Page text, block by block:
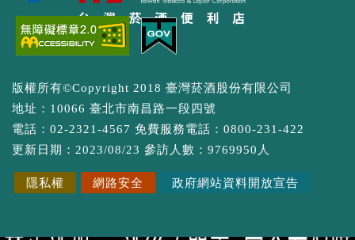
版權所有©Copyright 2018 臺灣菸酒股份有限公司
地址：10066 臺北市南昌路一段四號
電話：02-2321-4567 免費服務電話：0800-231-422
更新日期：2023/08/23 參訪人數：9769950人
隱私權 網路安全 政府網站資料開放宣告